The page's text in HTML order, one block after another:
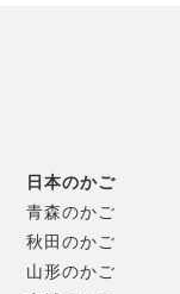
日本のかご
青森のかご
秋田のかご
山形のかご